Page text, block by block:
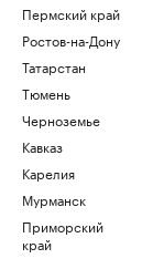
Пермский край
Ростов-на-Дону
Татарстан
Тюмень
Черноземье
Кавказ
Карелия
Мурманск
Приморский
край